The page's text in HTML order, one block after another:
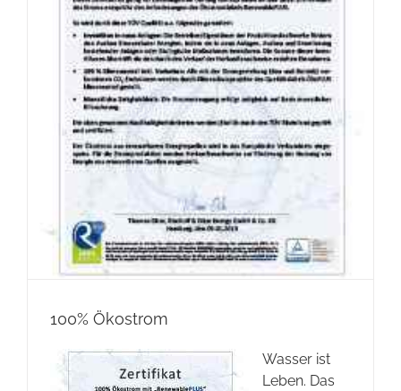
100% Ökostrom
Wasser ist
Leben. Das